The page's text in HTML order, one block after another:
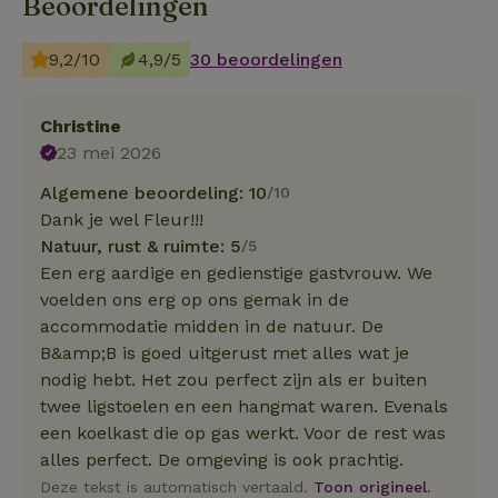
9,2/10 4,9/5 30 beoordelingen
Christine
23 mei 2026
Algemene beoordeling: 10/10
Dank je wel Fleur!!!
Natuur, rust & ruimte: 5/5
Een erg aardige en gedienstige gastvrouw. We
voelden ons erg op ons gemak in de
accommodatie midden in de natuur. De
B&amp;B is goed uitgerust met alles wat je
nodig hebt. Het zou perfect zijn als er buiten
twee ligstoelen en een hangmat waren. Evenals
een koelkast die op gas werkt. Voor de rest was
alles perfect. De omgeving is ook prachtig.
Deze tekst is automatisch vertaald. Toon origineel.